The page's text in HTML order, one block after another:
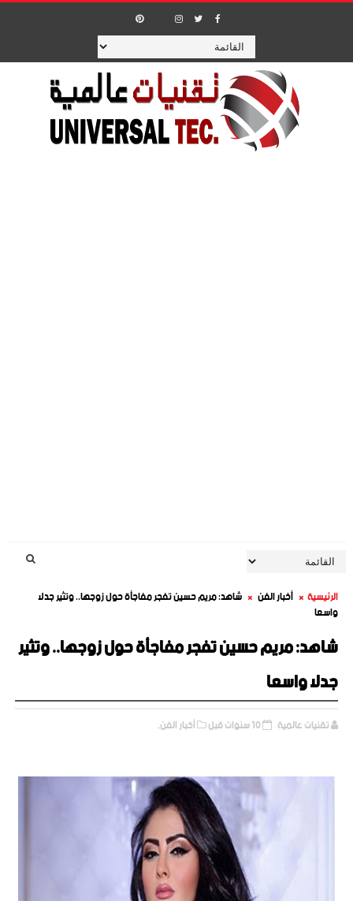
الرئيسية أخبار الفن شاهد: مريم حسين تفجر مفاجأة حول زوجها.. وتثير جدلا
واسعا
شاهد: مريم حسين تفجر مفاجأة حول زوجها.. وتثير
جدلا واسعا
تقنيات عالمية 10 سنوات قبل أخبار الفن,